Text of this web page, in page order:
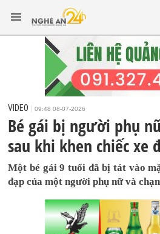
VIDEO 09:48 08-07-2026
Bé gái bị người phụ
sau khi khen chiếc xe
Một bé gái 9 tuổi đã bị tát vào
đạp của một người phụ nữ và